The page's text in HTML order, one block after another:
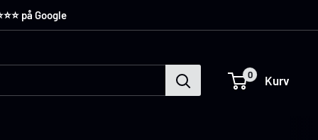
på Google
0 Kurv